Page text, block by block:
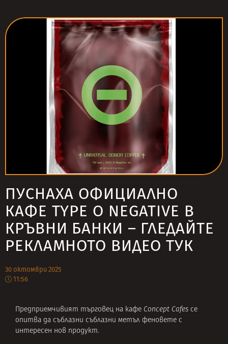
ПУСНАХА ОФИЦИАЛНО
КАФЕ TYPE O NEGATIVE В
КРЪВНИ БАНКИ – ГЛЕДАЙТЕ
РЕКЛАМНОТО ВИДЕО ТУК
30 октомври 2025
11:56
Предприемчивият търговец на кафе Concept Cafes се
опитва да съблазни съблазни метъл феновете с
интересен нов продукт.